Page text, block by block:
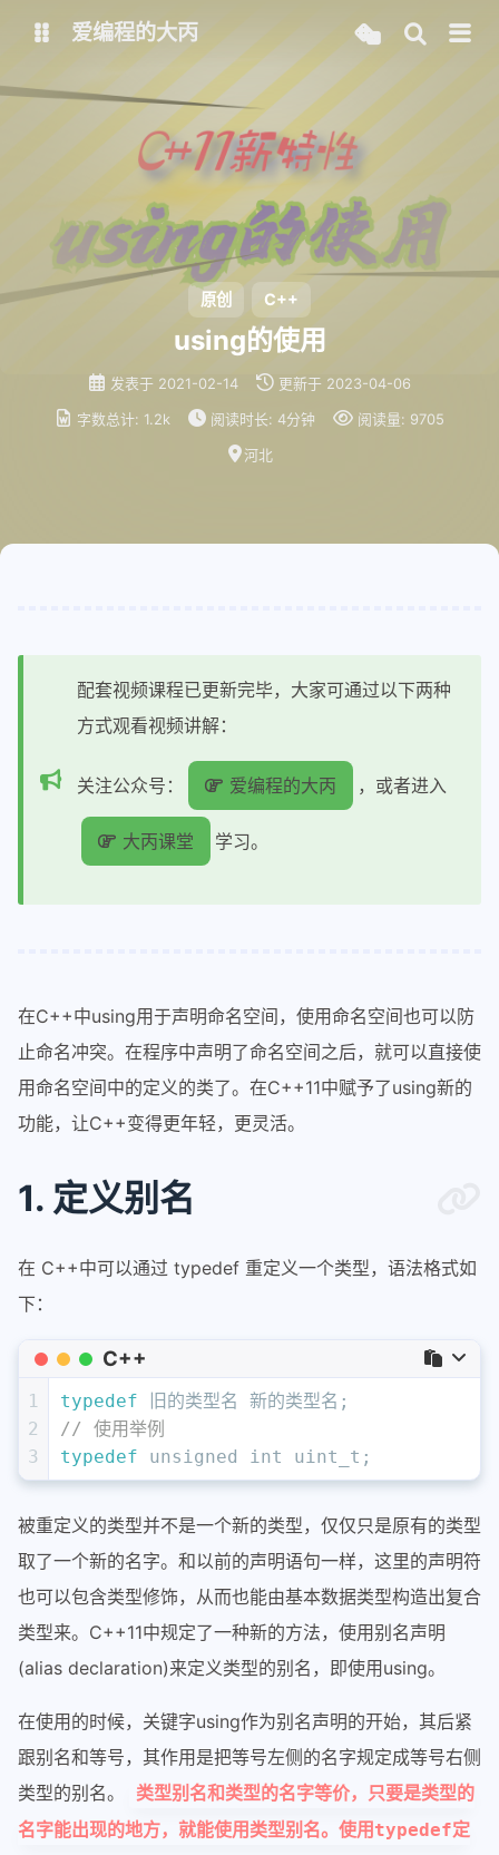
中文版
微信公众号
QQ交流群 微信
留言板 码云
俞静公遇灶神记
心经
爱编程的大丙
原创 C++
using的使用
发表于 2021-02-14 更新于 2023-04-06
字数总计: 1.2k 阅读时长: 4分钟 阅读量: 9705
河北
配套视频课程已更新完毕，大家可通过以下两种
方式观看视频讲解：
关注公众号： 爱编程的大丙 ，或者进入
大丙课堂 学习。
在C++中using用于声明命名空间，使用命名空间也可以防
止命名冲突。在程序中声明了命名空间之后，就可以直接使
用命名空间中的定义的类了。在C++11中赋予了using新的
功能，让C++变得更年轻，更灵活。
1. 定义别名
在 C++中可以通过 typedef 重定义一个类型，语法格式如
下：
C++
1
2
3
typedef 旧的类型名 新的类型名;
// 使用举例
typedef
unsigned int uint_t ;
被重定义的类型并不是一个新的类型，仅仅只是原有的类型
取了一个新的名字。和以前的声明语句一样，这里的声明符
也可以包含类型修饰，从而也能由基本数据类型构造出复合
类型来。C++11中规定了一种新的方法，使用别名声明
(alias declaration)来定义类型的别名，即使用using。
在使用的时候，关键字using作为别名声明的开始，其后紧
跟别名和等号，其作用是把等号左侧的名字规定成等号右侧
类型的别名。
类型别名和类型的名字等价，只要是类型的
名字能出现的地方，就能使用类型别名。使用typedef定